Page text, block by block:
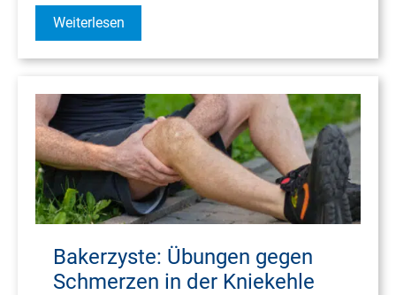
Weiterlesen
Bakerzyste: Übungen gegen
Schmerzen in der Kniekehle